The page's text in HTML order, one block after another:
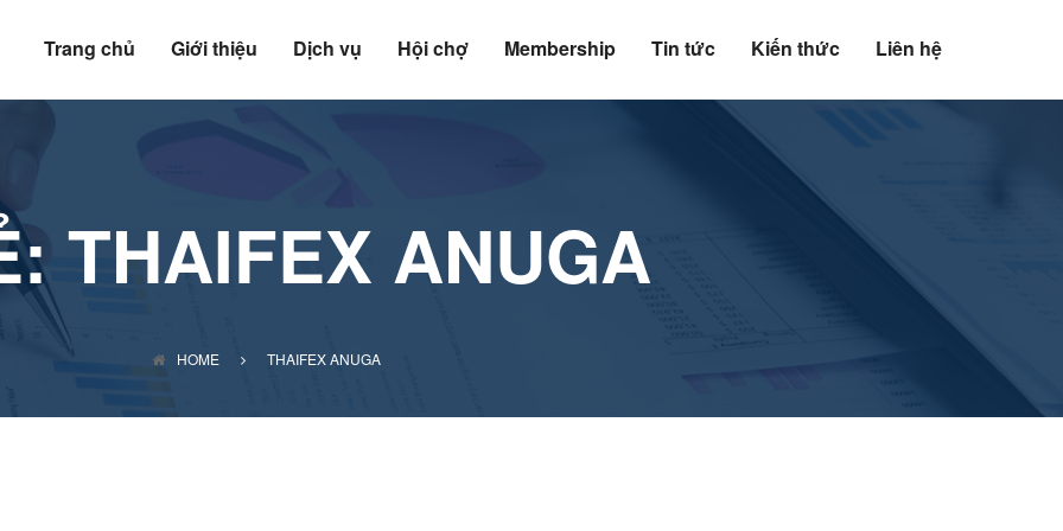
Trang chủ Giới thiệu Dịch vụ Hội chợ Membership Tin tức Kiến thức Liên hệ
THAIFEX ANUGA
HOME THAIFEX ANUGA